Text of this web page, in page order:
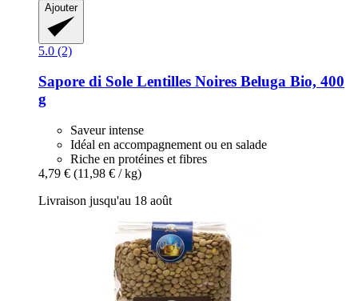
Ajouter
5.0 (2)
Sapore di Sole Lentilles Noires Beluga Bio, 400
g
Saveur intense
Idéal en accompagnement ou en salade
Riche en protéines et fibres
4,79 € (11,98 € / kg)
Livraison jusqu'au 18 août